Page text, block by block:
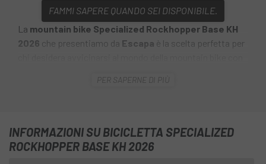
FAMMI SAPERE QUANDO SEI DISPONIBILE.
La mountain bike Specialized Rockhopper Base KH
2026 che presentiamo da Escapa è la scelta perfetta per
Incorpora importanti miglioramenti per offrire
PER SAPERNE DI PIÙ
INFORMAZIONI SU BICICLETTA SPECIALIZED
ROCKHOPPER BASE KH 2026